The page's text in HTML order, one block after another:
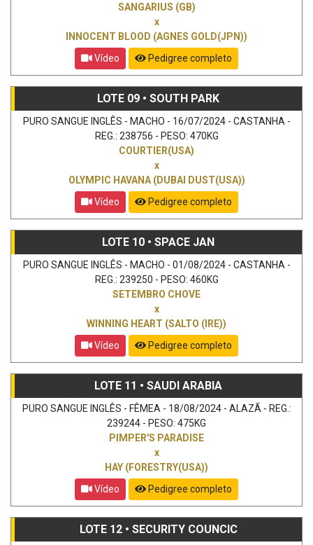
SANGARIUS (GB)
x
INNOCENT BLOOD (AGNES GOLD(JPN))
Vídeo
Pedigree completo
LOTE 09 • SOUTH PARK
PURO SANGUE INGLÊS - MACHO - 16/07/2024 - CASTANHA -
REG.: 238756 - PESO: 470KG
COURTIER(USA)
x
OLYMPIC HAVANA (DUBAI DUST(USA))
Vídeo
Pedigree completo
LOTE 10 • SPACE JAN
PURO SANGUE INGLÊS - MACHO - 01/08/2024 - CASTANHA -
REG.: 239250 - PESO: 460KG
SETEMBRO CHOVE
x
WINNING HEART (SALTO (IRE))
Vídeo
Pedigree completo
LOTE 11 • SAUDI ARABIA
PURO SANGUE INGLÊS - FÊMEA - 18/08/2024 - ALAZÃ - REG.:
239244 - PESO: 475KG
PIMPER'S PARADISE
x
HAY (FORESTRY(USA))
Vídeo
Pedigree completo
LOTE 12 • SECURITY COUNCIC